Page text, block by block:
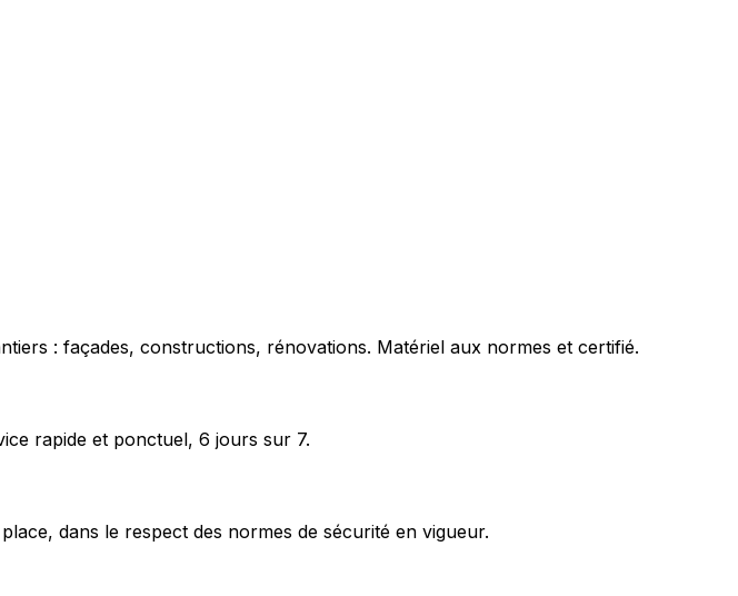
: façades, constructions, rénovations. Matériel aux normes et certifié.
rapide et ponctuel, 6 jours sur 7.
dans le respect des normes de sécurité en vigueur.